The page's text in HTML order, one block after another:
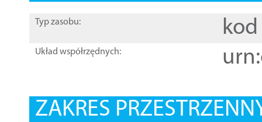
Typ zasobu: kod
Układ współrzędnych:
ZAKRES